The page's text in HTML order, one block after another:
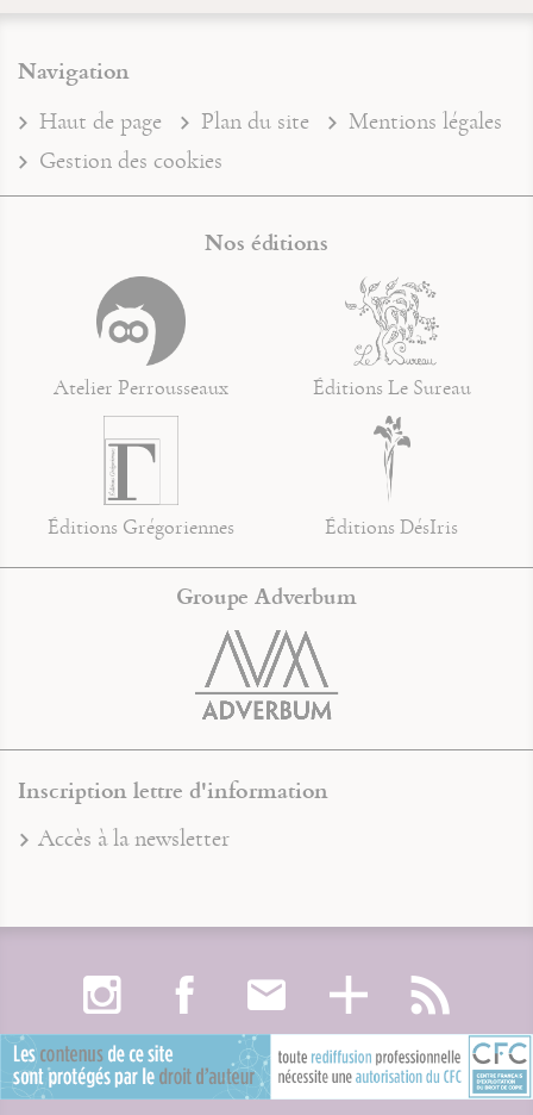
Navigation
Haut de page Plan du site
Mentions légales
Gestion des cookies
Nos éditions
Atelier Perrousseaux Éditions Le Sureau
Éditions Grégoriennes Éditions DésIris
Groupe Adverbum
Inscription lettre d'information
Accès à la newsletter